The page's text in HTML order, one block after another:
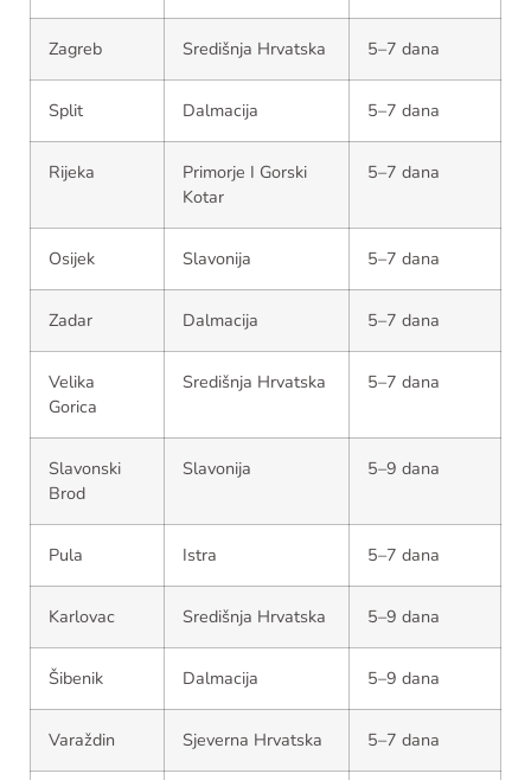
Zagreb Središnja Hrvatska 5–7 dana
Split Dalmacija 5–7 dana
Rijeka
Primorje I Gorski
Kotar
5–7 dana
Osijek Slavonija 5–7 dana
Zadar Dalmacija 5–7 dana
Velika
Gorica
Središnja Hrvatska 5–7 dana
Slavonski
Brod
Slavonija 5–9 dana
Pula Istra 5–7 dana
Karlovac Središnja Hrvatska 5–9 dana
Šibenik Dalmacija 5–9 dana
Varaždin Sjeverna Hrvatska 5–7 dana